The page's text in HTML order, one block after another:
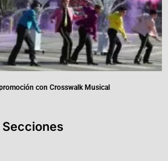
con Crosswalk Musical
Secciones